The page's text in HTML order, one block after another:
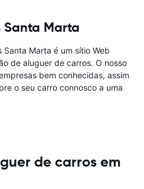
Marta
Santa Marta é um sítio Web
de aluguer de carros. O nosso
bem conhecidas, assim
o seu carro connosco a uma
de carros em